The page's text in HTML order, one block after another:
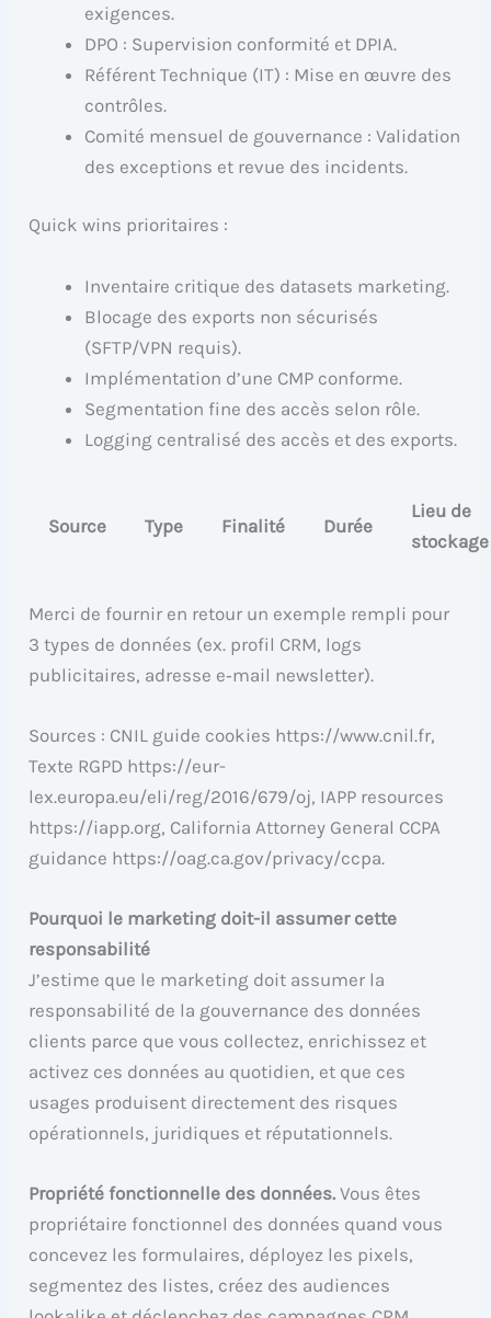
exigences.
DPO : Supervision conformité et DPIA.
Référent Technique (IT) : Mise en œuvre des
contrôles.
Comité mensuel de gouvernance : Validation
des exceptions et revue des incidents.
Quick wins prioritaires :
Inventaire critique des datasets marketing.
Blocage des exports non sécurisés
(SFTP/VPN requis).
Implémentation d’une CMP conforme.
Segmentation fine des accès selon rôle.
Logging centralisé des accès et des exports.
Source Type Finalité Durée
Lieu de
stockage
Merci de fournir en retour un exemple rempli pour
3 types de données (ex. profil CRM, logs
publicitaires, adresse e‑mail newsletter).
Sources : CNIL guide cookies https://www.cnil.fr,
Texte RGPD https://eur-
lex.europa.eu/eli/reg/2016/679/oj, IAPP resources
https://iapp.org, California Attorney General CCPA
guidance https://oag.ca.gov/privacy/ccpa.
Pourquoi le marketing doit-il assumer cette
responsabilité
J’estime que le marketing doit assumer la
responsabilité de la gouvernance des données
clients parce que vous collectez, enrichissez et
activez ces données au quotidien, et que ces
usages produisent directement des risques
opérationnels, juridiques et réputationnels.
Propriété fonctionnelle des données. Vous êtes
propriétaire fonctionnel des données quand vous
concevez les formulaires, déployez les pixels,
segmentez des listes, créez des audiences